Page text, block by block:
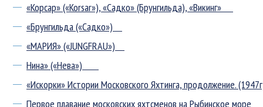
«Корсар» («Korsar»), «Садко» (Брунгильда), «Викинг»
«Брунгильда («Садко»)
«МАРИЯ» («JUNGFRAU»)
Нина» («Нева»)
«Искорки» Истории Московского Яхтинга, продолжение.
Первое плавание московских яхтсменов на Рыбинское море